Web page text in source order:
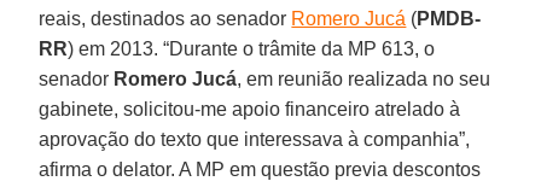
reais, destinados ao senador Romero Jucá (PMDB-
RR) em 2013. “Durante o trâmite da MP 613, o
senador Romero Jucá, em reunião realizada no seu
gabinete, solicitou-me apoio financeiro atrelado à
aprovação do texto que interessava à companhia”,
afirma o delator. A MP em questão previa descontos